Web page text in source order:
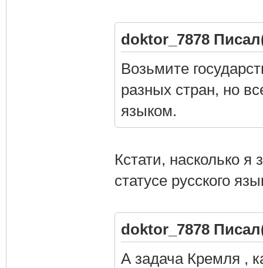
doktor_7878
Возьмите
разных стран, но
языком.
Кстати, насколько
статусе русского
doktor_7878
А задача Кремля ,